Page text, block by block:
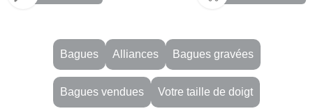
Bagues Alliances Bagues gravées
Bagues vendues Votre taille de doigt